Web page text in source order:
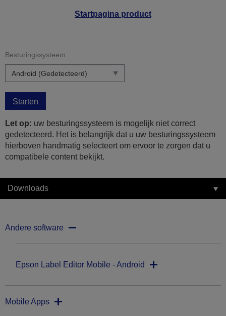
Startpagina product
Besturingssysteem:
Starten
Let op: uw besturingssysteem is mogelijk niet correct
gedetecteerd. Het is belangrijk dat u uw besturingssysteem
hierboven handmatig selecteert om ervoor te zorgen dat u
compatibele content bekijkt.
Downloads
Andere software
Epson Label Editor Mobile - Android
Mobile Apps